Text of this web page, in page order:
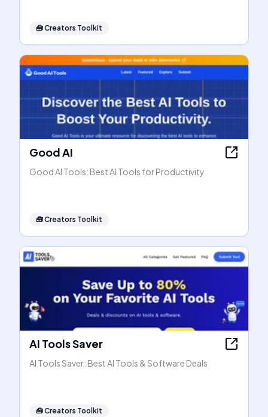
🧰Creators Toolkit
Good AI
Good AI Tools: Best AI Tools for Productivity
🧰Creators Toolkit
AI Tools Saver
AI Tools Saver: Best AI Tools & Software Deals
🧰Creators Toolkit